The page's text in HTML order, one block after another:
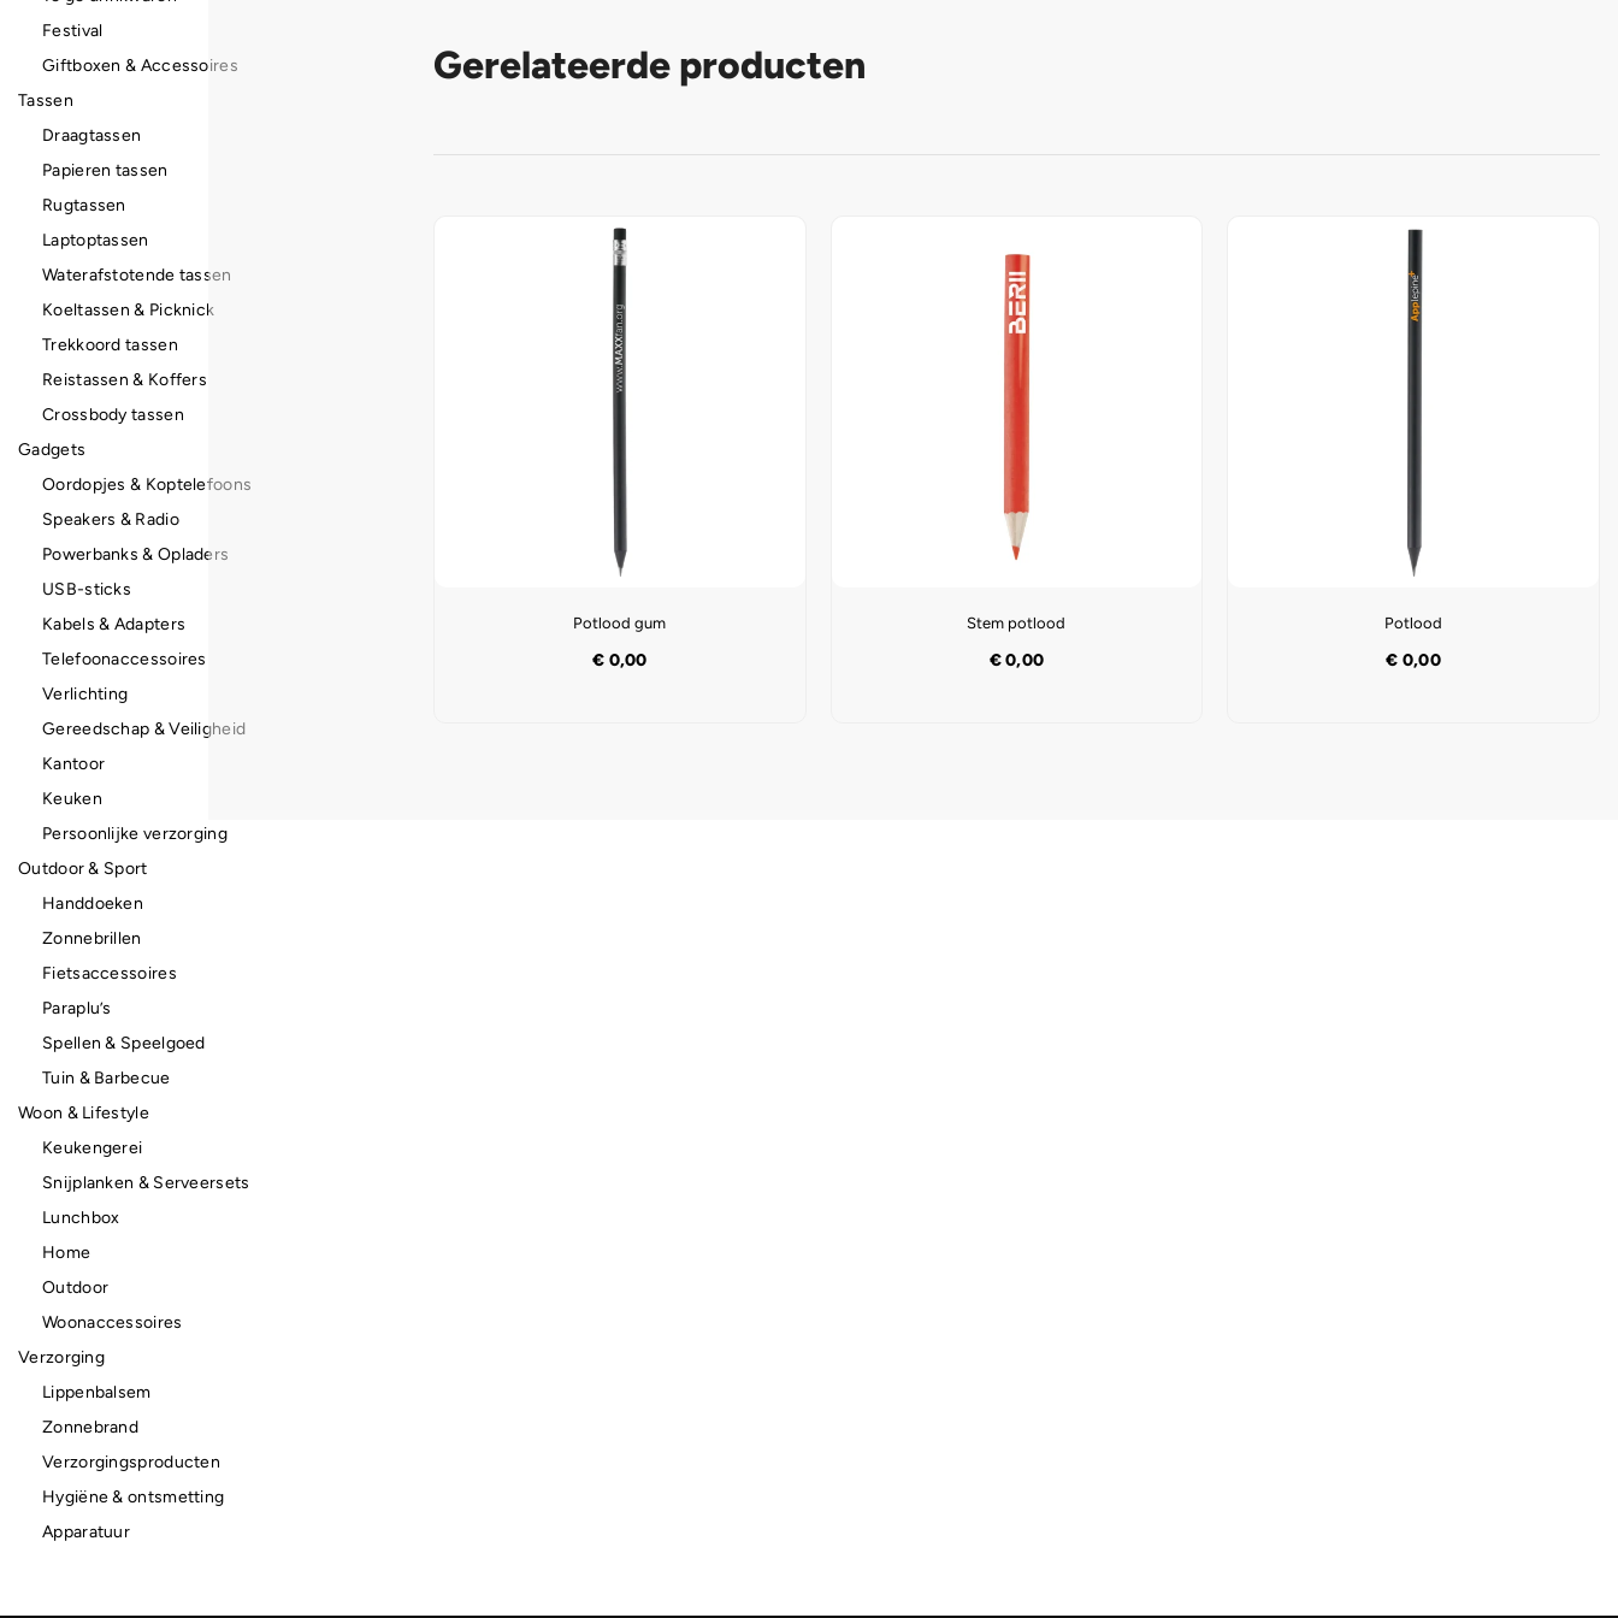
Gerelateerde producten
Potlood gum
€ 0,00
Stem potlood
€0,00
Potlood
€ 0,00
Festival
Giftboxen & Accessoires
Tassen
Draagtassen
Papieren tassen
Rugtassen
Laptoptassen
Waterafstotende tassen
Koeltassen & Picknick
Trekkoord tassen
Reistassen & Koffers
Crossbody tassen
Gadgets
Oordopjes & Koptelefoons
Speakers & Radio
Powerbanks & Opladers
USB-sticks
Kabels & Adapters
Telefoonaccessoires
Verlichting
Gereedschap & Veiligheid
Kantoor
Keuken
Persoonlijke verzorging
Outdoor & Sport
Handdoeken
Zonnebrillen
Fietsaccessoires
Paraplu’s
Spellen & Speelgoed
Tuin & Barbecue
Woon & Lifestyle
Keukengerei
Snijplanken & Serveersets
Lunchbox
Home
Outdoor
Woonaccessoires
Verzorging
Lippenbalsem
Zonnebrand
Verzorgingsproducten
Hygiëne & ontsmetting
Apparatuur